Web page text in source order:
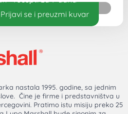
Prijavi se i preuzmi kuvar
nastala 1995. godine, sa jednim
Čine je firme i predstavništva u
Pratimo istu misiju preko 25